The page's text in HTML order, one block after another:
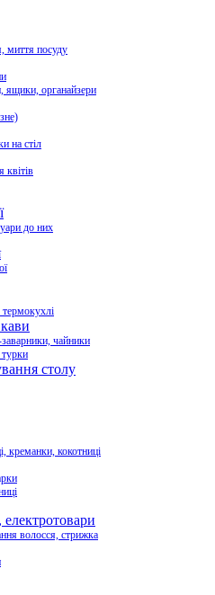
миття посуду
ящики, органайзери
на стіл
до них
термокухлі
чайники
турки
столу
креманки, кокотниці
електротовари
волосся, стрижка